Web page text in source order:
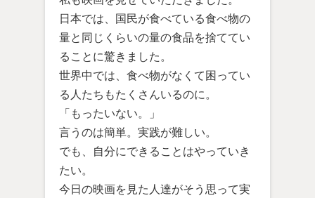
日本では、国民が食べている食べ物の
量と同じくらいの量の食品を捨ててい
ることに驚きました。
世界中では、食べ物がなくて困ってい
る人たちもたくさんいるのに。
「もったいない。」
言うのは簡単。実践が難しい。
でも、自分にできることはやっていき
たい。
今日の映画を見た人達がそう思って実